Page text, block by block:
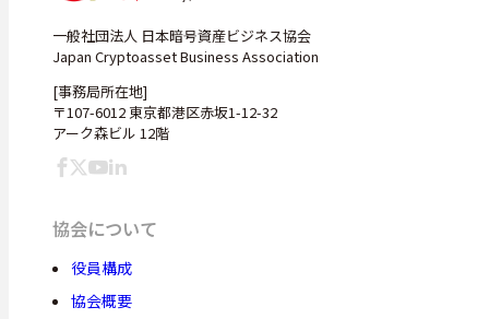
一般社団法人 日本暗号資産ビジネス協会
Japan Cryptoasset Business Association
[事務局所在地]
〒107-6012 東京都港区赤坂1-12-32
アーク森ビル 12階
協会について
役員構成
協会概要